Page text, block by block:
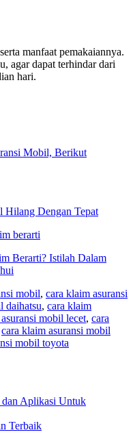
manfaat pemakaiannya.
agar dapat terhindar dari
hari.
Mobil, Berikut
Hilang Dengan Tepat
Berarti? Istilah Dalam
mobil, cara klaim asuransi
daihatsu, cara klaim
mobil lecet, cara
cara klaim asuransi mobil
mobil toyota
dan Aplikasi Untuk
Terbaik